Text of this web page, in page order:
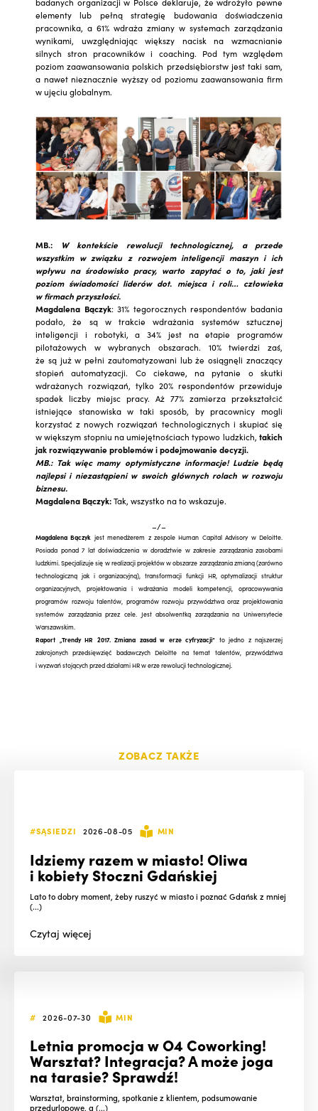
elementy lub pełną strategię budowania doświadczenia
pracownika, a 61% wdraża zmiany w systemach zarządzania
wynikami, uwzględniając większy nacisk na wzmacnianie
silnych stron pracowników i coaching. Pod tym względem
poziom zaawansowania polskich przedsiębiorstw jest taki sam,
a nawet nieznacznie wyższy od poziomu zaawansowania firm
w ujęciu globalnym.
MB.:
W kontekście rewolucji technologicznej, a przede
wszystkim w związku z rozwojem inteligencji maszyn i ich
wpływu na środowisko pracy, warto zapytać o to, jaki jest
poziom świadomości liderów dot. miejsca i roli… człowieka
w firmach przyszłości.
Magdalena Bączyk: 31% tegorocznych respondentów badania
podało, że są w trakcie wdrażania systemów sztucznej
inteligencji i robotyki, a 34% jest na etapie programów
pilotażowych w wybranych obszarach. 10% twierdzi zaś,
że są już w pełni zautomatyzowani lub że osiągnęli znaczący
stopień automatyzacji. Co ciekawe, na pytanie o skutki
wdrażanych rozwiązań, tylko 20% respondentów przewiduje
spadek liczby miejsc pracy. Aż 77% zamierza przekształcić
istniejące stanowiska w taki sposób, by pracownicy mogli
korzystać z nowych rozwiązań technologicznych i skupiać się
w większym stopniu na umiejętnościach typowo ludzkich, takich
jak rozwiązywanie problemów i podejmowanie decyzji.
MB.: Tak więc mamy optymistyczne informacje! Ludzie będą
najlepsi i niezastąpieni w swoich głównych rolach w rozwoju
biznesu.
Magdalena Bączyk:Tak, wszystko na to wskazuje.
–/–
Magdalena Bączyk jest menedżerem z zespole Human Capital Advisory w Deloitte.
Posiada ponad 7 lat doświadczenia w doradztwie w zakresie zarządzania zasobami
ludzkimi. Specjalizuje się w realizacji projektów w obszarze zarządzania zmianą (zarówno
technologiczną jak i organizacyjną), transformacji funkcji HR, optymalizacji struktur
organizacyjnych, projektowania i wdrażania modeli kompetencji, opracowywania
programów rozwoju talentów, programów rozwoju przywództwa oraz projektowania
systemów zarządzania przez cele. Jest absolwentką zarządzania na Uniwersytecie
Warszawskim.
Raport „Trendy HR 2017. Zmiana zasad w erze cyfryzacji” to jedno z najszerzej
zakrojonych przedsięwzięć badawczych Deloitte na temat talentów, przywództwa
i wyzwań stojących przed działami HR w erze rewolucji technologicznej.
ZOBACZ TAKŻE
#SĄSIEDZI 2026-08-05 MIN
Idziemy razem w miasto! Oliwa
i kobiety Stoczni Gdańskiej
Lato to dobry moment, żeby ruszyć w miasto i poznać Gdańsk z mniej
(...)
Czytajwięcej
# 2026-07-30 MIN
Letnia promocja w O4 Coworking!
Warsztat? Integracja? A może joga
na tarasie? Sprawdź!
Warsztat, brainstorming, spotkanie z klientem, podsumowanie
przedurlopowe, a (...)